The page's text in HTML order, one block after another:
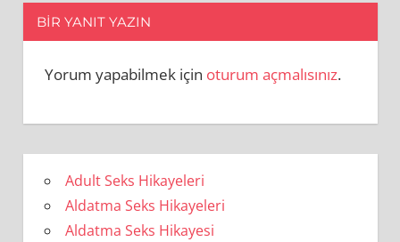
BIR YANIT YAZIN
Yorum yapabilmek için oturum açmalısınız.
Adult Seks Hikayeleri
Aldatma Seks Hikayeleri
Aldatma Seks Hikayesi